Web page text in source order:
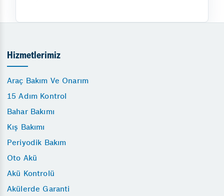
Hizmetlerimiz
Araç Bakım Ve Onarım
15 Adım Kontrol
Bahar Bakımı
Kış Bakımı
Periyodik Bakım
Oto Akü
Akü Kontrolü
Akülerde Garanti